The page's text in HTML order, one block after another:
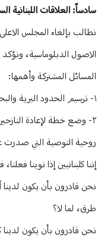
سادساً: العلاقات اللبنانية
نطالب بإلغاء المجلس
الاصول الدبلوماسية،
المسائل المشتركة وأهمها:
١- ترسيم الحدود البرية والبحرية وضبط المعابر ووقف التهريب.
٢- وضع خطة لإعادة
روحية التوصية التي صدرت
إننا كلبنانيين إذا نوينا
نحن قادرون بأن يكون
طرق، لما لا؟
نحن قادرون بأن يكون لدينا